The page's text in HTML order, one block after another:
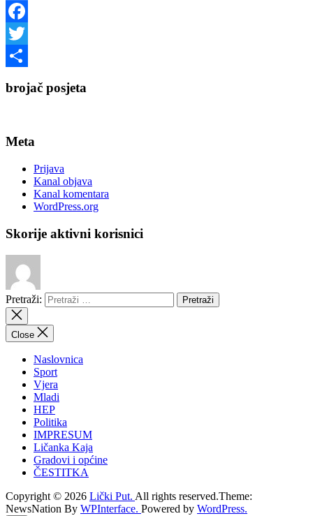
Facebook
Twitter
brojač posjeta
Meta
Prijava
Kanal objava
Kanal komentara
WordPress.org
Skorije aktivni korisnici
Pretraži:
Close
Naslovnica
Sport
Vjera
Mladi
HEP
Politika
IMPRESUM
Ličanka Kaja
Gradovi i općine
ČESTITKA
Copyright © 2026 Lički Put. All rights reserved.Theme:
NewsNation By WPInterface. Powered by WordPress.